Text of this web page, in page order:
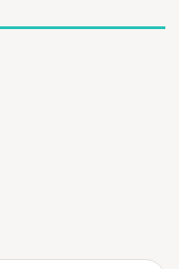
間を有効活用できる